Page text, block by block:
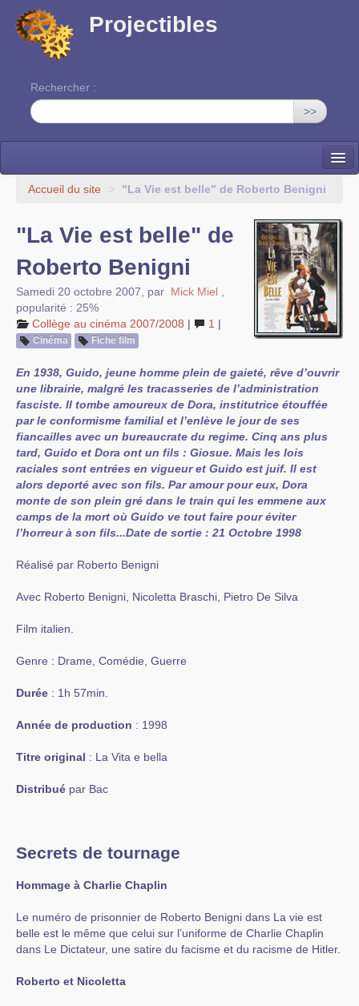
Projectibles
Rechercher :
>>
La ruche
Accueil du site > "La Vie est belle" de Roberto Benigni
"La Vie est belle" de
Roberto Benigni
Samedi 20 octobre 2007 par Mick Miel
popularité : 25%
Collège au cinéma 2007/2008 | 1 |
Cinéma Fiche film
En 1938, Guido, jeune homme plein de gaieté, rêve d’ouvrir
une librairie, malgré les tracasseries de l’administration
fasciste. Il tombe amoureux de Dora, institutrice étouffée
par le conformisme familial et l’enlève le jour de ses
fiancailles avec un bureaucrate du regime. Cinq ans plus
tard, Guido et Dora ont un fils : Giosue. Mais les lois
raciales sont entrées en vigueur et Guido est juif. Il est
alors deporté avec son fils. Par amour pour eux, Dora
monte de son plein gré dans le train qui les emmene aux
camps de la mort où Guido ve tout faire pour éviter
l’horreur à son fils...Date de sortie : 21 Octobre 1998
Réalisé par Roberto Benigni
Avec Roberto Benigni, Nicoletta Braschi, Pietro De Silva
Film italien.
Genre : Drame, Comédie, Guerre
Durée : 1h 57min.
Année de production : 1998
Titre original : La Vita e bella
Distribué par Bac
Secrets de tournage
Hommage à Charlie Chaplin
Le numéro de prisonnier de Roberto Benigni dans La vie est
belle est le même que celui sur l’uniforme de Charlie Chaplin
dans Le Dictateur, une satire du facisme et du racisme de Hitler.
Roberto et Nicoletta